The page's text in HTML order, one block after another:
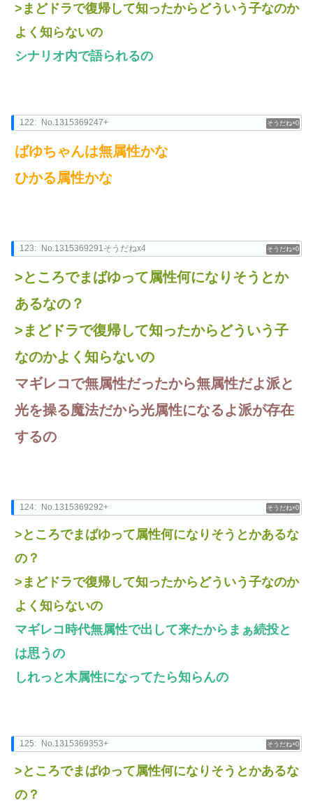
>まどドラで復帰して知ったからどういう子なのか
よく知らないの
シナリオ内で語られるの
0
122: No.1315369247+
ばゆちゃんは無属性かな
ひかる属性かな
0
123: No.1315369291そうだねx4
>ところでまばゆって属性何になりそうとか
あるなの？
>まどドラで復帰して知ったからどういう子
なのかよく知らないの
マギレコで無属性だったから無属性だよ派と
光を操る魔法だから光属性になるよ派が存在
するの
0
124: No.1315369292+
>ところでまばゆって属性何になりそうとかあるな
の？
>まどドラで復帰して知ったからどういう子なのか
よく知らないの
マギレコ時代無属性で出して来たからまぁ続投と
は思うの
しれっと木属性になってたら知らんの
0
125: No.1315369353+
>ところでまばゆって属性何になりそうとかあるな
の？